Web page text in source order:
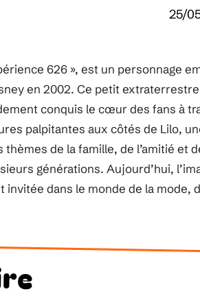
25/
626 », est un personnage
en 2002. Ce petit
conquis le cœur des fans à
palpitantes aux côtés de Lilo,
de la famille, de l’amitié et
générations. Aujourd’hui,
invitée dans le monde de la mode,